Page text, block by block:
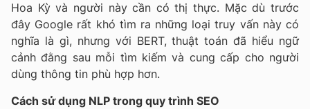
Hoa Kỳ và người này cần có thị thực. Mặc dù trước
đây Google rất khó tìm ra những loại truy vấn này có
nghĩa là gì, nhưng với BERT, thuật toán đã hiểu ngữ
cảnh đằng sau mỗi tìm kiếm và cung cấp cho người
dùng thông tin phù hợp hơn.
Cách sử dụng NLP trong quy trình SEO